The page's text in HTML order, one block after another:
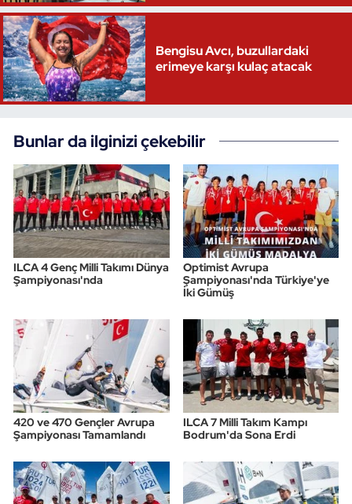
Bengisu Avcı, buzullardaki
erimeye karşı kulaç atacak
Bunlar da ilginizi çekebilir
ILCA 4 Genç Milli Takımı Dünya
Şampiyonası'nda
Optimist Avrupa
Şampiyonası'nda Türkiye'ye
İki Gümüş
420 ve 470 Gençler Avrupa
Şampiyonası Tamamlandı
ILCA 7 Milli Takım Kampı
Bodrum'da Sona Erdi